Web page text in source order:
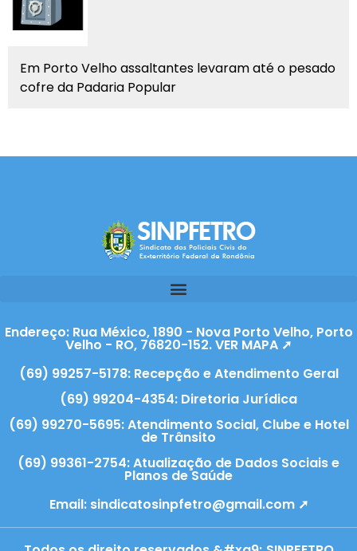
Em Porto Velho assaltantes levaram até o pesado
cofre da Padaria Popular
Endereço: Rua México, 1890 - Nova Porto Velho, Porto
Velho - RO, 76820-152. VER MAPA ➚
(69) 99257-5178: Recepção e Atendimento Geral
(69) 99204-4354: Diretoria Jurídica
(69) 99270-5695: Atendimento Social, Clube e Hotel
de Trânsito
(69) 99361-2754: Atualização de Dados Sociais e
Planos de Saúde
Email: sindicatosinpfetro@gmail.com ➚